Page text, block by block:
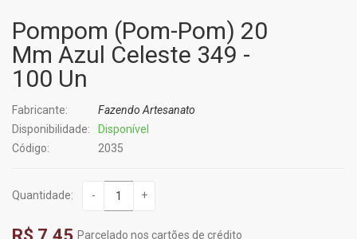
Pompom (Pom-Pom) 20
Mm Azul Celeste 349 -
100 Un
Fabricante:
Fazendo Artesanato
Disponibilidade:
Disponível
Código:
2035
Quantidade: - +
Parcelado nos cartões de crédito